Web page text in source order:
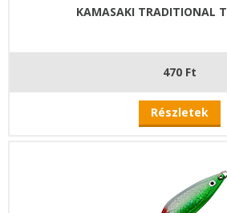
KAMASAKI TRADITIONAL
470 Ft
Részletek